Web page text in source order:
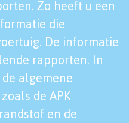
Zo heeft u een
die
De informatie
rapporten. In
algemene
de APK
en de